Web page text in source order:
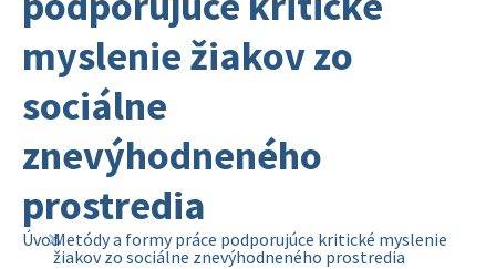
myslenie žiakov zo
sociálne
znevýhodneného
prostredia
ÚvodMetódy a formy práce podporujúce kritické myslenie
žiakov zo sociálne znevýhodneného prostredia